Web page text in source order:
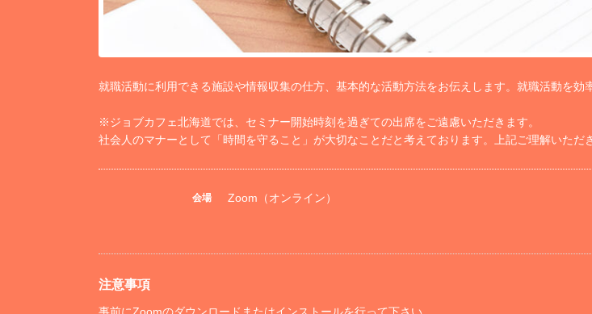
就職活動に利用できる施設や情報収集の仕方、基本的な活動方法をお伝えします。就職活動を効
※ジョブカフェ北海道では、セミナー開始時刻を過ぎての出席をご遠慮いただきます。
社会人のマナーとして「時間を守ること」が大切なことだと考えております。上記ご理解いただ
会場 Zoom（オンライン）
注意事項
事前にZoomのダウンロードまたはインストールを行って下さい。